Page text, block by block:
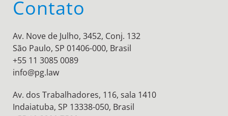
Contato
Av. Nove de Julho, 3452, Conj. 132
São Paulo, SP 01406-000, Brasil
+55 11 3085 0089
info@pg.law
Av. dos Trabalhadores, 116, sala 1410
Indaiatuba, SP 13338-050, Brasil